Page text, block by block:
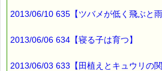
2013/06/10 635【ツバメが低く飛ぶと雨
2013/06/06 634【寝る子は育つ】
2013/06/03 633【田植えとキュウリの関